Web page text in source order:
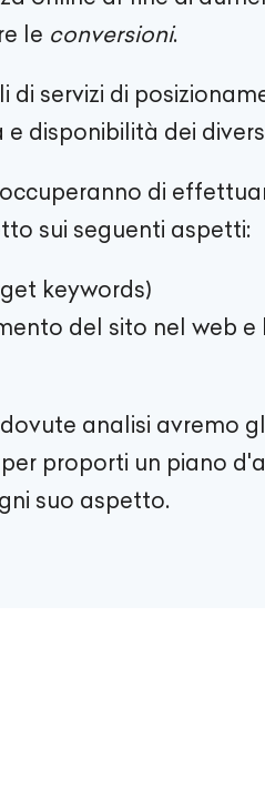
le conversioni.
di servizi di
disponibilità dei
di
sui seguenti aspetti:
keywords)
del sito nel web e
analisi avremo
proporti un piano
suo aspetto.